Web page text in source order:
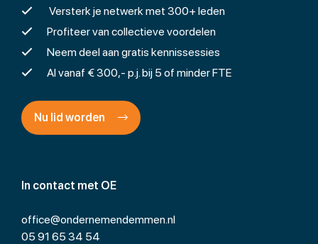
In contact met OE
office@ondernemendemmen.nl
05 91 65 34 54
Versterk je netwerk met 300+ leden
Profiteer van collectieve voordelen
Neem deel aan gratis kennissessies
Al vanaf € 300,- p.j. bij 5 of minder FTE
Nu lid worden